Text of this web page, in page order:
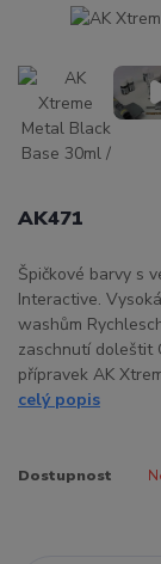
AK471
Špičkové barvy s
Interactive.
washům
zaschnutí doleštit
přípravek AK
celý popis
Dostupnost